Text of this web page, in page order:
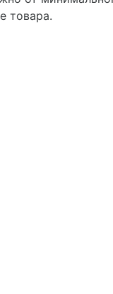
товара.